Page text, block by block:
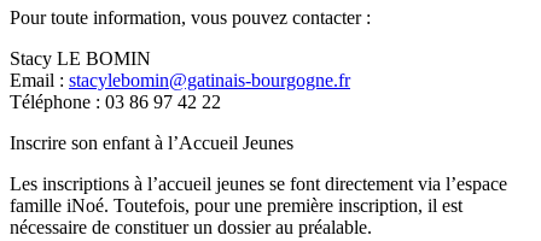
Pour toute information, vous pouvez contacter :
Stacy LE BOMIN
Email : stacylebomin@gatinais-bourgogne.fr
Téléphone : 03 86 97 42 22
Inscrire son enfant à l’Accueil Jeunes
Les inscriptions à l’accueil jeunes se font directement via l’espace
famille iNoé. Toutefois, pour une première inscription, il est
nécessaire de constituer un dossier au préalable.